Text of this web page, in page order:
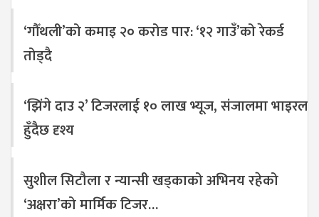
‘गौँथली’को कमाइ २० करोड पार: ‘१२ गाउँ’को रेकर्ड
तोड्दै
‘झिंगे दाउ २’ टिजरलाई १० लाख भ्यूज, संजालमा भाइरल
हुँदैछ दृश्य
सुशील सिटौला र न्यान्सी खड्काको अभिनय रहेको
‘अक्षरा’को मार्मिक टिजर…